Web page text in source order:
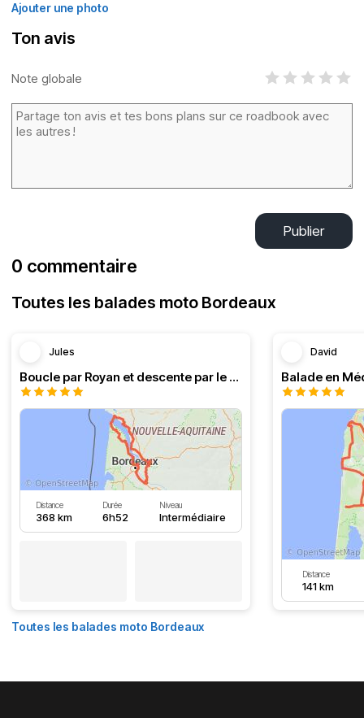
Ajouter une photo
Ton avis
Note globale
Publier
0 commentaire
Toutes les balades moto Bordeaux
Jules
Boucle par Royan et descente par le Médoc
Distance
368 km
Durée
6h52
Niveau
Intermédiaire
David
Distance
141 km
Toutes les balades moto Bordeaux